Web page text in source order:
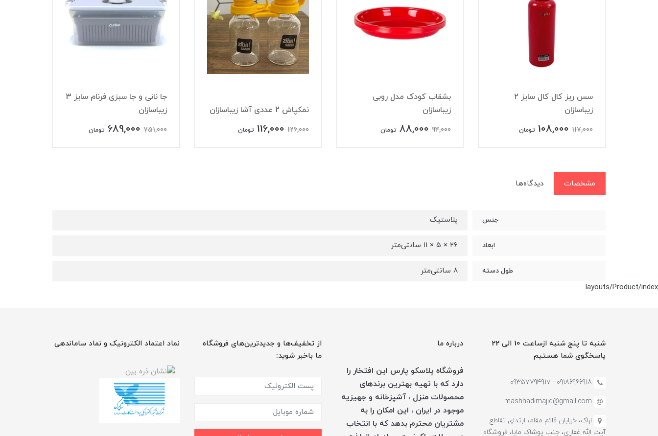
سس ریز کال کال سایز ۲
زیباسازان
117,000
108,000 تومان
بشقاب کودک مدل روبی
زیباسازان
94,000
88,000 تومان
نمکپاش 2 عددی آشا زیباسازان
126,000
116,000 تومان
جا نانی و جا سبزی فرنام سایز 3
زیباسازان
751,000
689,000 تومان
مشخصات دیدگاه‌ها
جنس پلاستیک
ابعاد ۲۶ × ۵ × ۱۱ سانتی‌متر
طول دسته
۸ سانتی‌متر
layouts/Product/index
شنبه تا پنج شنبه ازساعت 10 الی 22
پاسخگوی شما هستیم
09186966918 - 0935779491۷
mashhadimajid@gmail.com
اراک، خیابان قائم مقام، ابتدای تقاطع
آیت الله غفاری، جنب پوشاک مایا، فروشگاه
درباره ما
فروشگاه پلاسکو پارس این افتخار را
دارد که با تهیه بهترین برندهای
محصولات منزل ، آشپزخانه و جهیزیه
موجود در ایران ، این امکان را به
مشتریان محترم بدهد که با انتخاب
از تخفیف‌ها و جدیدترین‌های فروشگاه
ما باخبر شوید:
نماد اعتماد الکترونیک و نماد ساماندهی